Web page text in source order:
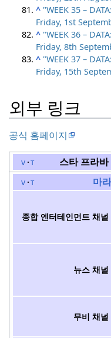
^ "WEEK 35 –
Friday, 1st
^ "WEEK 36 –
Friday, 8th
^ "WEEK 37 –
Friday, 15th
외부 링크
공식 홈페이지
v t 스타 프라바
v t 마
종합 엔터테인먼트 채널
뉴스 채널
무비 채널